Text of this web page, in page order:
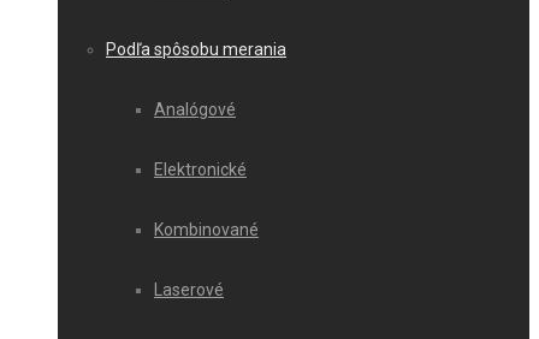
Podľa spôsobu merania
Analógové
Elektronické
Kombinované
Laserové